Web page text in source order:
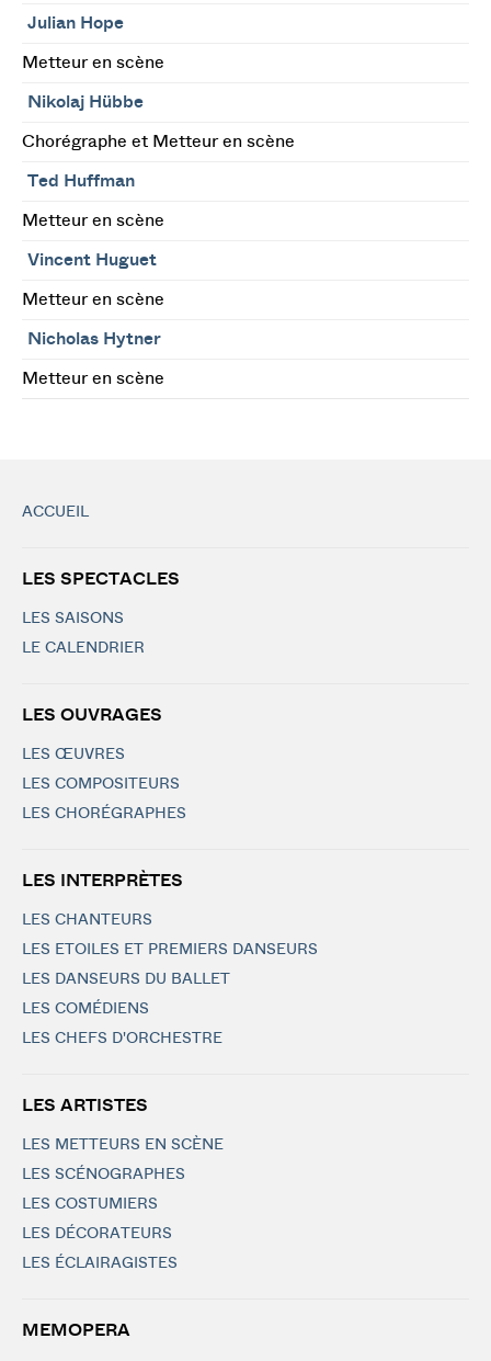
Julian Hope
Metteur en scène
Nikolaj Hübbe
Chorégraphe et Metteur en scène
Ted Huffman
Metteur en scène
Vincent Huguet
Metteur en scène
Nicholas Hytner
Metteur en scène
ACCUEIL
LES SPECTACLES
LES SAISONS
LE CALENDRIER
LES OUVRAGES
LES ŒUVRES
LES COMPOSITEURS
LES CHORÉGRAPHES
LES INTERPRÈTES
LES CHANTEURS
LES ETOILES ET PREMIERS DANSEURS
LES DANSEURS DU BALLET
LES COMÉDIENS
LES CHEFS D'ORCHESTRE
LES ARTISTES
LES METTEURS EN SCÈNE
LES SCÉNOGRAPHES
LES COSTUMIERS
LES DÉCORATEURS
LES ÉCLAIRAGISTES
MEMOPERA